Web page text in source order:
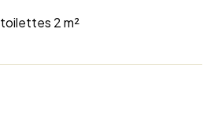
toilettes 2 m²